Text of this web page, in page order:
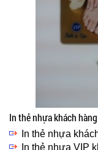
In thẻ nhựa khách
In thẻ nhựa
In thẻ nhựa VIP